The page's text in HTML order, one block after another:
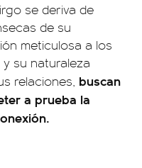
se deriva de
de su
meticulosa a los
su naturaleza
relaciones, buscan
a prueba la